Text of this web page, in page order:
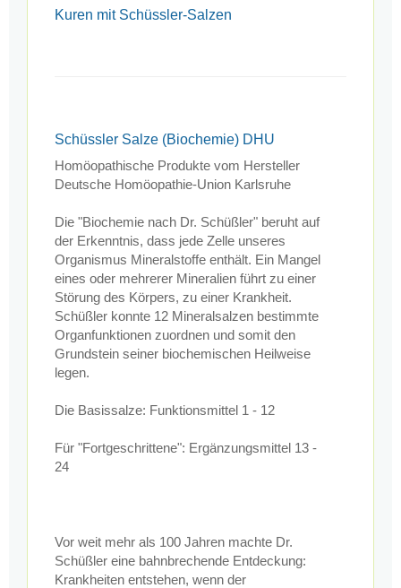
Kuren mit Schüssler-Salzen
Schüssler Salze (Biochemie) DHU
Homöopathische Produkte vom Hersteller
Deutsche Homöopathie-Union Karlsruhe
Die "Biochemie nach Dr. Schüßler" beruht auf
der Erkenntnis, dass jede Zelle unseres
Organismus Mineralstoffe enthält. Ein Mangel
eines oder mehrerer Mineralien führt zu einer
Störung des Körpers, zu einer Krankheit.
Schüßler konnte 12 Mineralsalzen bestimmte
Organfunktionen zuordnen und somit den
Grundstein seiner biochemischen Heilweise
legen.
Die Basissalze: Funktionsmittel 1 - 12
Für "Fortgeschrittene": Ergänzungsmittel 13 -
24
Vor weit mehr als 100 Jahren machte Dr.
Schüßler eine bahnbrechende Entdeckung:
Krankheiten entstehen, wenn der